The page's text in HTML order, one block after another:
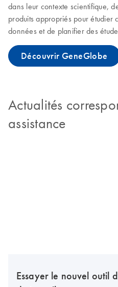
dans leur contexte scientifique,
produits appropriés pour étudier
données et de planifier des
Découvrir GeneGlobe
Actualités
assistance
Essayer le nouvel outil